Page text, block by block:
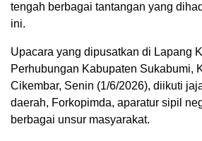
tengah berbagai tantangan yang
ini.
Upacara yang dipusatkan di Lapang
Perhubungan Kabupaten Sukabumi,
Cikembar, Senin (1/6/2026), diikuti
daerah, Forkopimda, aparatur sipil
berbagai unsur masyarakat.